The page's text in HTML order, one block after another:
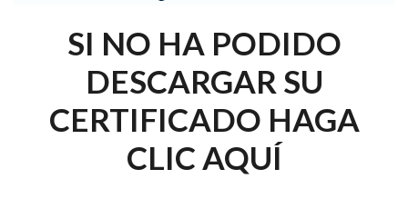
SI NO HA PODIDO
DESCARGAR SU
CERTIFICADO HAGA
CLIC AQUÍ